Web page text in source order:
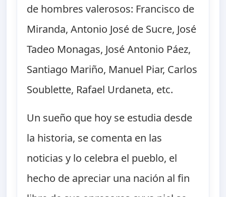
de hombres valerosos: Francisco de
Miranda, Antonio José de Sucre, José
Tadeo Monagas, José Antonio Páez,
Santiago Mariño, Manuel Piar, Carlos
Soublette, Rafael Urdaneta, etc.
Un sueño que hoy se estudia desde
la historia, se comenta en las
noticias y lo celebra el pueblo, el
hecho de apreciar una nación al fin